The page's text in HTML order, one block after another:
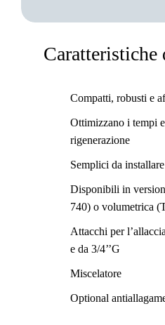
Caratteristiche
Compatti, robusti e
Ottimizzano i tempi
rigenerazione
Semplici da
Disponibili in
740) o volumetrica
Attacchi per
e da 3/4’’G
Miscelatore
Optional